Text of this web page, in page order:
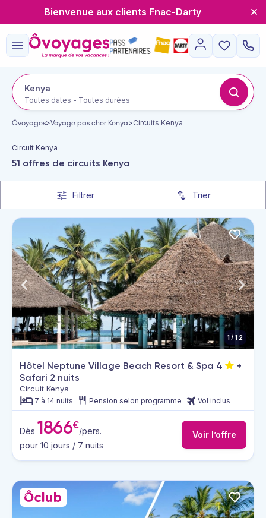
Bienvenue aux clients Fnac-Darty
Kenya
Toutes dates - Toutes durées
Ôvoyages>Voyage pas cher Kenya>Circuits Kenya
Circuit Kenya
51 offres de circuits Kenya
Filtrer Trier
1/12
Hôtel Neptune Village Beach Resort & Spa 4
+
Safari 2 nuits
Circuit Kenya
7 à 14 nuits Pension selon programme Vol inclus
Dès 1866€/pers.
pour 10 jours / 7 nuits
Voir l’offre